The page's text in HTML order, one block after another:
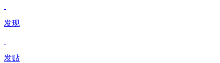
发现
发贴